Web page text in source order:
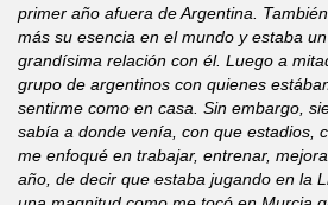
primer año afuera de Argentina.
más su esencia en el mundo y estaba
grandísima relación con él. Luego a
grupo de argentinos con quienes
sentirme como en casa. Sin embargo,
sabía a donde venía, con que estadios,
me enfoqué en trabajar, entrenar,
año, de decir que estaba jugando en la